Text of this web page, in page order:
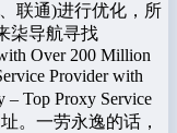
联通)进行优化，所
柒导航寻找
Over 200 Million
Provider with
Top Proxy Service
。一劳永逸的话，